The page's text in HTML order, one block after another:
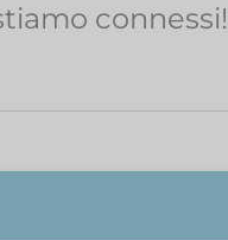
connessi!